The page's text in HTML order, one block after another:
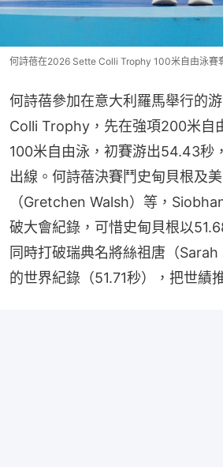
何詩蓓在2026 Sette Colli Trophy 100米自由泳賽
何詩蓓參加在意大利羅馬舉行的
Colli Trophy，先在強項200米自
100米自由泳，初賽游出54.43秒
出線。何詩蓓決賽鬥史甸貝根及
（Gretchen Walsh）等，
破大會紀錄，可惜史甸貝根以
同時打破瑞典名將絲祖唐（
的世界紀錄（51.71秒），把世績